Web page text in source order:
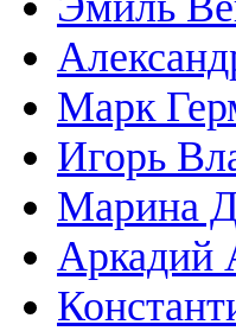
Марк
Игорь
Марина
Аркадий